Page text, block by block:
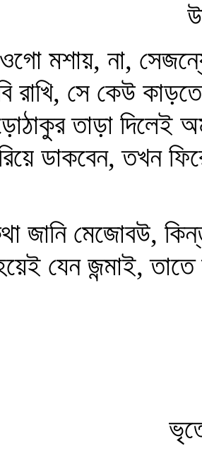
মশায়, না,
রাখি, সে কেউ
তাড়া দিলেই
ডাকবেন, তখন
জানি মেজোবউ,
যেন জন্মাই,